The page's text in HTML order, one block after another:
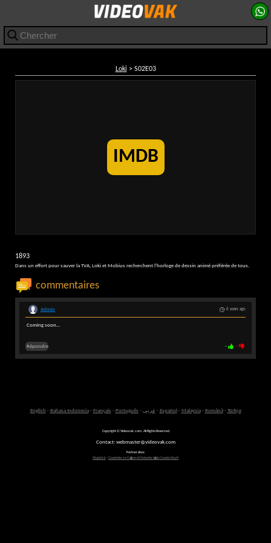
Loki > S02E03
IMDB
1893
Dans un effort pour sauver la TVA, Loki et Mobius recherchent l'horloge de dessin animé préférée de tous.
commentaires
6 years ago
Admin
Coming soon...
- -
Répondre
English - Bahasa Indonesia- Français - Português - عربى- Español - Malaysia- Română- Türkçe
Copyright © Videovak.com. All Rights Reserved
Contact: webmaster@videovak.com
Partner sites:
Waptrick-Gazeteler ve G�ncel Haberler i�in Gazete Keyfi